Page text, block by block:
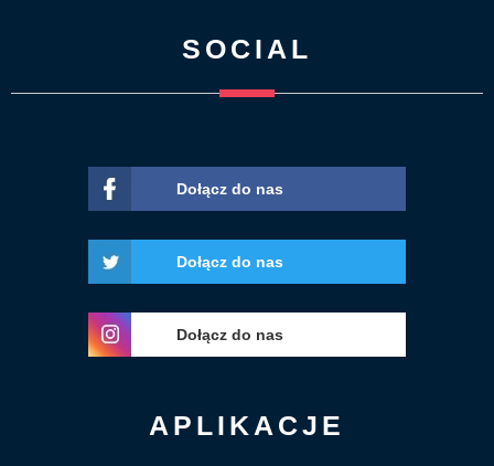
SOCIAL
Dołącz do nas
Dołącz do nas
Dołącz do nas
APLIKACJE